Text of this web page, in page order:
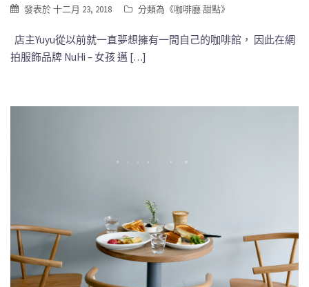
發表於十二月 23, 2018 分類為《咖啡廳 甜點》
店主Yuyu從以前就一直夢想擁有一間自己的咖啡館， 因此在網
拍服飾品牌 NuHi – 女孩 邁 […]